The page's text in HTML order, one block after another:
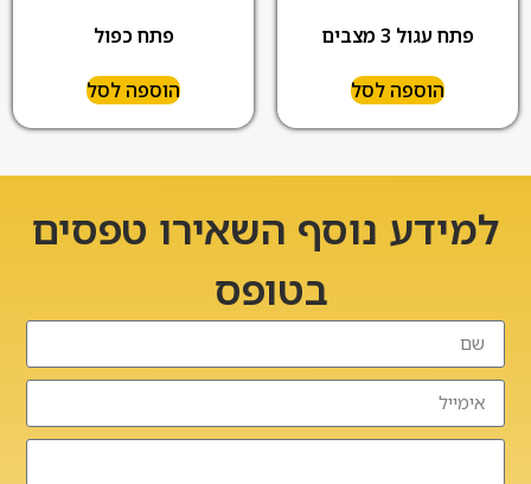
פתח עגול 3 מצבים
הוספה לסל
פתח כפול
הוספה לסל
למידע נוסף השאירו טפסים
בטופס